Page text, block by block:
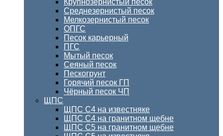
Крупнозернистый песок
Среднезернистый песок
Мелкозернистый песок
ОПГС
Песок карьерный
ПГС
Мытый песок
Сеяный песок
Пескогрунт
Горячий песок ГП
Чёрный песок ЧП
ЩПС
ЩПС С4 на известняке
ЩПС С4 на гранитном щебне
ЩПС С5 на гранитном щебне